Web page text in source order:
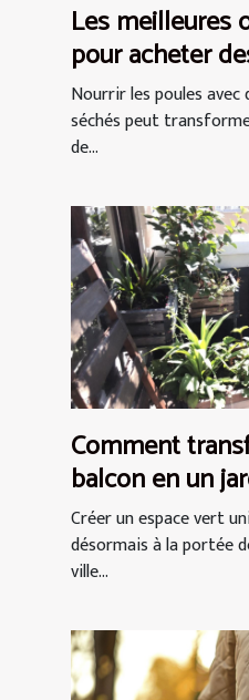
Les meilleures
pour acheter
séchés pour
Nourrir les poules
séchés peut
de...
Comment
balcon en un
chic
Créer un espace vert
désormais à la portée
ville...